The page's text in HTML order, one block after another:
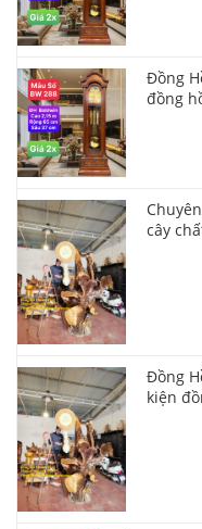
Đồng
đồng
cây
Đồng
kiện